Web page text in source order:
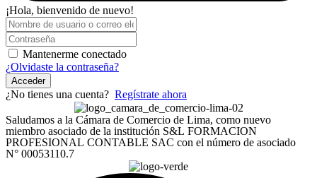
¡Hola, bienvenido de nuevo!
Mantenerme conectado
¿Olvidaste la contraseña?
Acceder
¿No tienes una cuenta? Regístrate ahora
Saludamos a la Cámara de Comercio de Lima, como nuevo
miembro asociado de la institución S&L FORMACION
PROFESIONAL CONTABLE SAC con el número de asociado
N° 00053110.7